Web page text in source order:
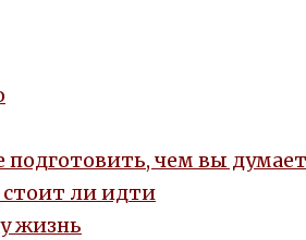
чем вы
ли идти
жизнь